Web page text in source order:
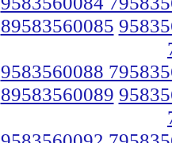
89583560085
9583560088
89583560089